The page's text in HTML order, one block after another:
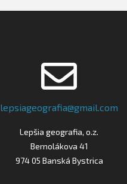
lepsiageografia@gmail.com
Lepšia geografia, o.z.
Bernolákova 41
974 05 Banská Bystrica